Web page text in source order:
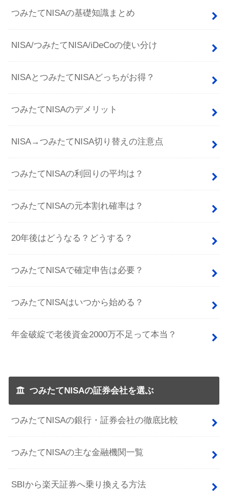
つみたてNISAの基礎知識まとめ
NISA/つみたてNISA/iDeCoの使い分け
NISAとつみたてNISAどっちがお得？
つみたてNISAのデメリット
NISA→つみたてNISA切り替えの注意点
つみたてNISAの利回りの平均は？
つみたてNISAの元本割れ確率は？
20年後はどうなる？どうする？
つみたてNISAで確定申告は必要？
つみたてNISAはいつから始める？
年金破綻で老後資金2000万不足って本当？
つみたてNISAの証券会社を選ぶ
つみたてNISAの銀行・証券会社の徹底比較
つみたてNISAの主な金融機関一覧
SBIから楽天証券へ乗り換える方法